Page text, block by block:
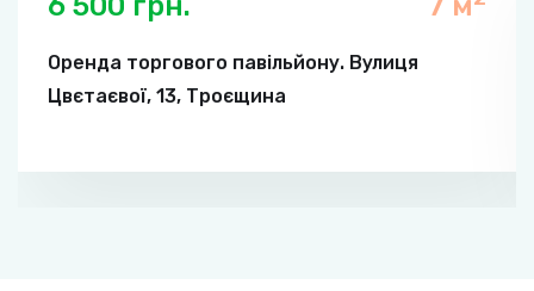
Оренда торгового павільйону. Вулиця
Цвєтаєвої, 13, Троєщина